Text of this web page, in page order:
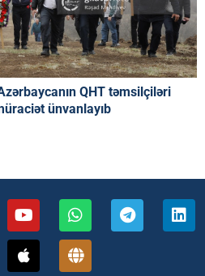
QHT təmsilçiləri
ünvanlayıb